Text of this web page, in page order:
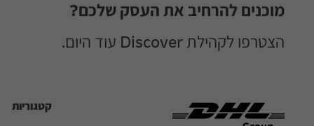
מוכנים להרחיב את העסק שלכם?
הצטרפו לקהילת Discover עוד היום.
קטגוריות